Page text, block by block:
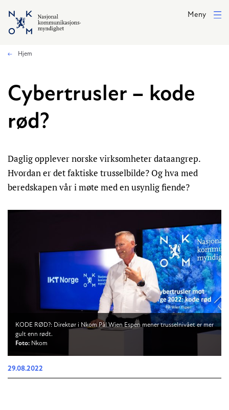
Hopp til hovedinnhold
Meny
Hjem
Cybertrusler – kode
rød?
Daglig opplever norske virksomheter dataangrep.
Hvordan er det faktiske trusselbilde? Og hva med
beredskapen vår i møte med en usynlig fiende?
KODE RØD?: Direktør i Nkom Pål Wien Espen mener trusselnivået er mer
gult enn rødt.
Foto: Nkom
29.08.2022